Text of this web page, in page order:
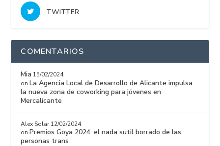
TWITTER
COMENTARIOS
Mia 15/02/2024
on La Agencia Local de Desarrollo de Alicante impulsa
la nueva zona de coworking para jóvenes en
Mercalicante
Alex Solar 12/02/2024
on Premios Goya 2024: el nada sutil borrado de las
personas trans